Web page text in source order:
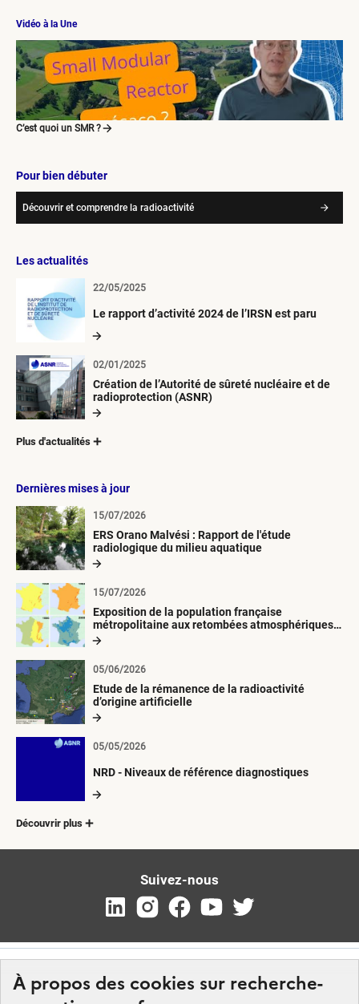
À propos des cookies sur recherche-
Vidéo à la Une
C’est quoi un SMR ?
Pour bien débuter
Découvrir et comprendre la radioactivité
Les actualités
Le rapport d’activité 2024 de l’IRSN est paru
22/05/2025
Création de l’Autorité de sûreté nucléaire et de
radioprotection (ASNR)
02/01/2025
Plus d'actualités
Dernières mises à jour
ERS Orano Malvési : Rapport de l'étude
radiologique du milieu aquatique
15/07/2026
Exposition de la population française
métropolitaine aux retombées atmosphériques
radioactives depuis 1945
15/07/2026
Etude de la rémanence de la radioactivité
d’origine artificielle
05/06/2026
NRD - Niveaux de référence diagnostiques
05/05/2026
Découvrir plus
Suivez-nous